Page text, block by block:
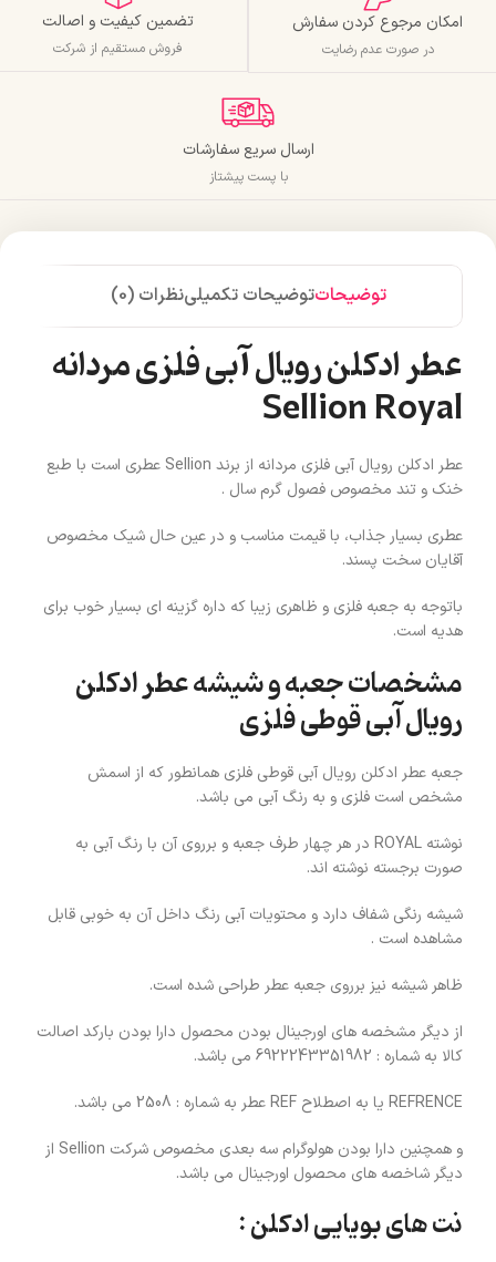
امکان مرجوع کردن سفارش
در صورت عدم رضایت
تضمین کیفیت و اصالت
فروش مستقیم از شرکت
ارسال سریع سفارشات
با پست پیشتاز
توضیحاتتوضیحات تکمیلینظرات (0)
عطر ادکلن رویال آبی فلزی مردانه
Sellion Royal
عطر ادکلن رویال آبی فلزی مردانه از برند Sellion عطری است با طبع
خنک و تند مخصوص فصول گرم سال .
عطری بسیار جذاب، با قیمت مناسب و در عین حال شیک مخصوص
آقایان سخت پسند.
باتوجه به جعبه فلزی و ظاهری زیبا که داره گزینه ای بسیار خوب برای
هدیه است.
مشخصات جعبه و شیشه عطر ادکلن
رویال آبی قوطی فلزی
جعبه عطر ادکلن رویال آبی قوطی فلزی همانطور که از اسمش
مشخص است فلزی و به رنگ آبی می باشد.
نوشته ROYAL در هر چهار طرف جعبه و برروی آن با رنگ آبی به
صورت برجسته نوشته اند.
شیشه رنگی شفاف دارد و محتویات آبی رنگ داخل آن به خوبی قابل
مشاهده است .
ظاهر شیشه نیز برروی جعبه عطر طراحی شده است.
از دیگر مشخصه های اورجینال بودن محصول دارا بودن بارکد اصالت
کالا به شماره : 6922243351982 می باشد.
REFRENCE یا به اصطلاح REF عطر به شماره : 2508 می باشد.
و همچنین دارا بودن هولوگرام سه بعدی مخصوص شرکت Sellion از
دیگر شاخصه های محصول اورجینال می باشد.
نت های بویایی ادکلن :